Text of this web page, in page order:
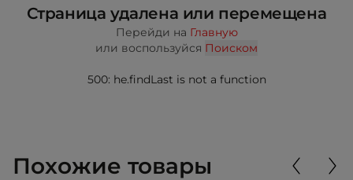
Страница удалена или перемещена
Перейди на Главную
или воспользуйся Поиском
500: he.findLast is not a function
Похожие товары